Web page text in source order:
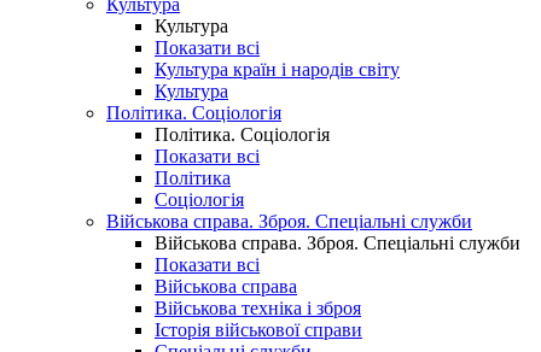
Культура
Культура
Показати всі
Культура країн і народів світу
Культура
Політика. Соціологія
Політика. Соціологія
Показати всі
Політика
Соціологія
Військова справа. Зброя. Спеціальні служби
Військова справа. Зброя. Спеціальні служби
Показати всі
Військова справа
Військова техніка і зброя
Історія військової справи